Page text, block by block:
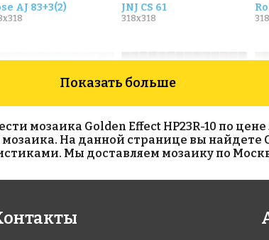
AJ 83+3(2) JNJ CS 61
318x318
WA 13
Показать больше
мозаика Golden Effect HP23R-10 по цене
На данной странице вы найдете
Мы доставляем мозаику по